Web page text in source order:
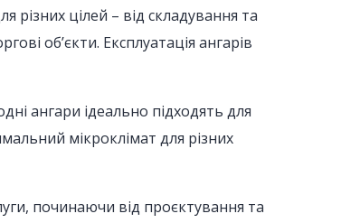
різних цілей – від складування та
об’єкти. Експлуатація ангарів
ангари ідеально підходять для
мікроклімат для різних
починаючи від проєктування та